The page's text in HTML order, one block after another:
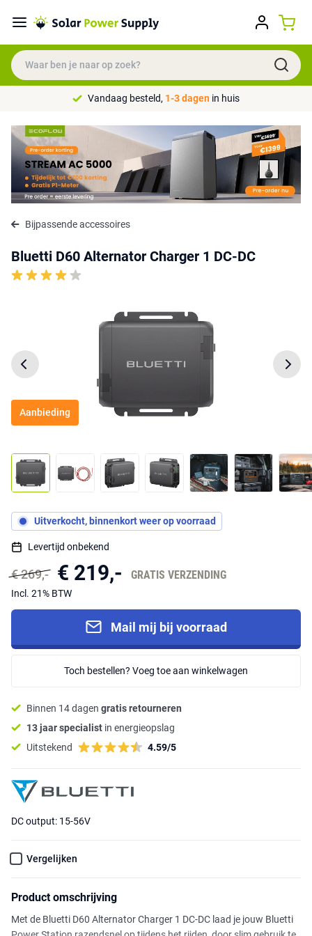
Vandaag besteld, 1-3 dagen in huis
Bijpassende accessoires
Bluetti D60 Alternator Charger 1 DC-DC
Aanbieding
Uitverkocht, binnenkort weer op voorraad
Levertijd onbekend
€ 269,- € 219,- GRATIS VERZENDING
Incl. 21% BTW
Mail mij bij voorraad
Toch bestellen? Voeg toe aan winkelwagen
Binnen 14 dagen gratis retourneren
13 jaar specialist in energieopslag
Uitstekend
4.59/5
DC output: 15-56V
Vergelijken
Product omschrijving
Met de Bluetti D60 Alternator Charger 1 DC-DC laad je jouw Bluetti